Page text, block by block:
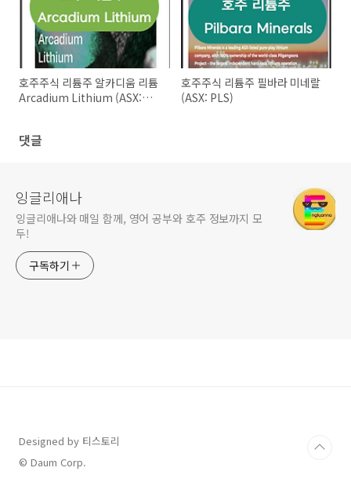
호주주식 리튬주 알카디움 리튬
Arcadium Lithium (ASX:
호주주식 리튬주 필바라 미네랄
(ASX: PLS)
댓글
잉글리애나
잉글리애나와 매일 함께, 영어 공부와 호주 정보까지 모
두!
구독하기
Designed by 티스토리
© Daum Corp.